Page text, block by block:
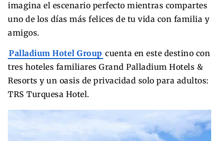
imagina el escenario perfecto mientras compartes
uno de los días más felices de tu vida con familia y
amigos.
Palladium Hotel Group cuenta en este destino con
tres hoteles familiares Grand Palladium Hotels &
Resorts y un oasis de privacidad solo para adultos:
TRS Turquesa Hotel.